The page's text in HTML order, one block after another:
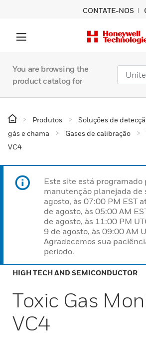
CONTATE-NOS
You are browsing the
product catalog for
Produtos Soluções de
gás e chama
Gases de calibração
VC4
Este site está programado
manutenção planejada de
agosto, às 07:00 PM EST
de agosto, às 05:00 AM
de agosto, às 11:00 PM
9 de agosto, às 09:00 AM
Agradecemos sua
período.
HIGH TECH AND SEMICONDUCTOR
Toxic Gas
VC4